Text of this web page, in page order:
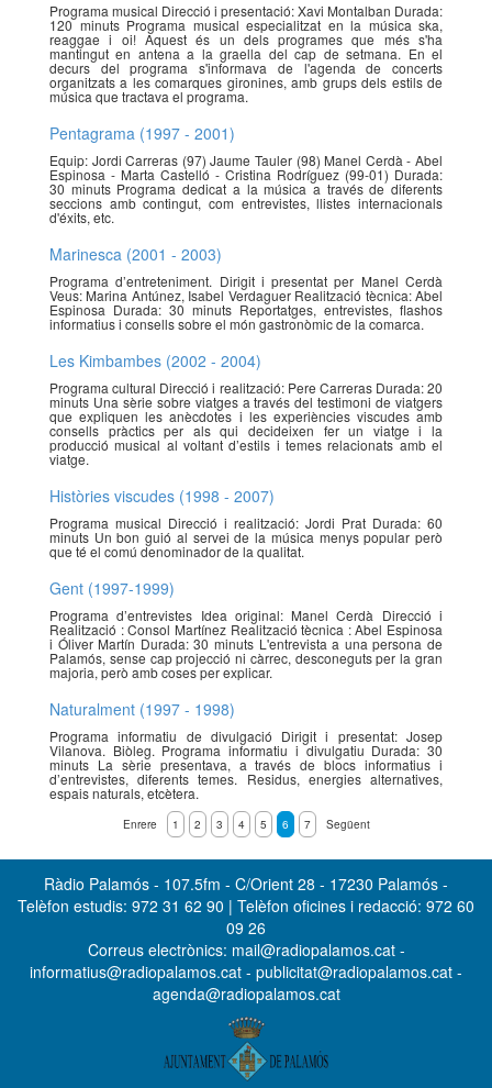
Programa musical Direcció i presentació: Xavi Montalban Durada:
120 minuts Programa musical especialitzat en la música ska,
reaggae i oi! Aquest és un dels programes que més s'ha
mantingut en antena a la graella del cap de setmana. En el
decurs del programa s'informava de l'agenda de concerts
organitzats a les comarques gironines, amb grups dels estils de
música que tractava el programa.
Pentagrama (1997 - 2001)
Equip: Jordi Carreras (97) Jaume Tauler (98) Manel Cerdà - Abel
Espinosa - Marta Castelló - Cristina Rodríguez (99-01) Durada:
30 minuts Programa dedicat a la música a través de diferents
seccions amb contingut, com entrevistes, llistes internacionals
d'éxits, etc.
Marinesca (2001 - 2003)
Programa d’entreteniment. Dirigit i presentat per Manel Cerdà
Veus: Marina Antúnez, Isabel Verdaguer Realització tècnica: Abel
Espinosa Durada: 30 minuts Reportatges, entrevistes, flashos
informatius i consells sobre el món gastronòmic de la comarca.
Les Kimbambes (2002 - 2004)
Programa cultural Direcció i realització: Pere Carreras Durada: 20
minuts Una sèrie sobre viatges a través del testimoni de viatgers
que expliquen les anècdotes i les experiències viscudes amb
consells pràctics per als qui decideixen fer un viatge i la
producció musical al voltant d’estils i temes relacionats amb el
viatge.
Històries viscudes (1998 - 2007)
Programa musical Direcció i realització: Jordi Prat Durada: 60
minuts Un bon guió al servei de la música menys popular però
que té el comú denominador de la qualitat.
Gent (1997-1999)
Programa d’entrevistes Idea original: Manel Cerdà Direcció i
Realització : Consol Martínez Realització tècnica : Abel Espinosa
i Óliver Martín Durada: 30 minuts L'entrevista a una persona de
Palamós, sense cap projecció ni càrrec, desconeguts per la gran
majoria, però amb coses per explicar.
Naturalment (1997 - 1998)
Programa informatiu de divulgació Dirigit i presentat: Josep
Vilanova. Biòleg. Programa informatiu i divulgatiu Durada: 30
minuts La sèrie presentava, a través de blocs informatius i
d’entrevistes, diferents temes. Residus, energies alternatives,
espais naturals, etcètera.
Enrere 1 2 3 4 5 6 7 Següent
Ràdio Palamós - 107.5fm - C/Orient 28 - 17230 Palamós -
Telèfon estudis: 972 31 62 90 | Telèfon oficines i redacció: 972 60
09 26
Correus electrònics: mail@radiopalamos.cat -
informatius@radiopalamos.cat - publicitat@radiopalamos.cat -
agenda@radiopalamos.cat